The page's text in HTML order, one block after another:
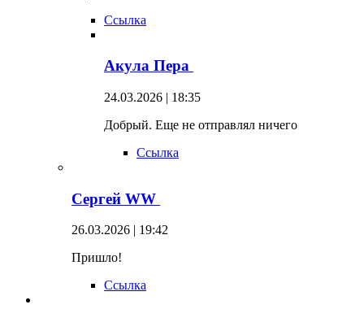
Ссылка
Акула Пера
24.03.2026 | 18:35
Добрый. Еще не отправлял ничего
Ссылка
Сергей WW
26.03.2026 | 19:42
Пришло!
Ссылка